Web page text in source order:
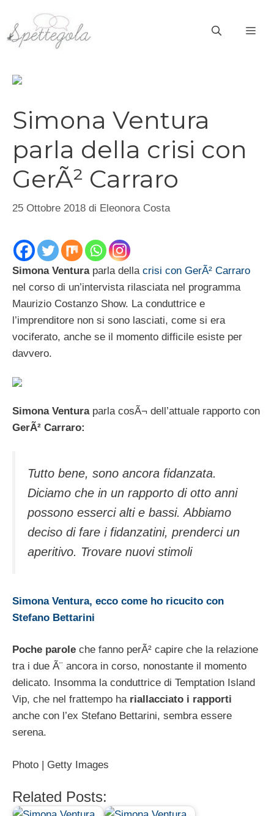
contenuto
Simona Ventura
parla della crisi con
GerÃ² Carraro
25 Ottobre 2018 di Eleonora Costa
Simona Venturaparla della crisi con GerÃ² Carraro
nel corso di un’intervista rilasciata nel programma
Maurizio Costanzo Show. La conduttrice e
l’imprenditore non si sono lasciati, come si era
vociferato, anche se il momento difficile esiste per
davvero.
Simona Venturaparla cosÃ¬ dell’attuale rapporto con
GerÃ² Carraro:
Tutto bene, sono ancora fidanzata.
Diciamo che in un rapporto di otto anni
possono esserci alti e bassi. Abbiamo
deciso di fare i fidanzatini, prenderci un
aperitivo. Trovare nuovi stimoli
Simona Ventura, ecco come ho ricucito con
Stefano Bettarini
Poche parole che fanno perÃ² capire che la relazione
tra i due Ã¨ ancora in corso, nonostante il momento
delicato. Insomma la conduttrice di Temptation Island
Vip, che nel frattempo ha riallacciato i rapporti
anche con l’ex Stefano Bettarini, sembra essere
serena.
Photo | Getty Images
Related Posts: